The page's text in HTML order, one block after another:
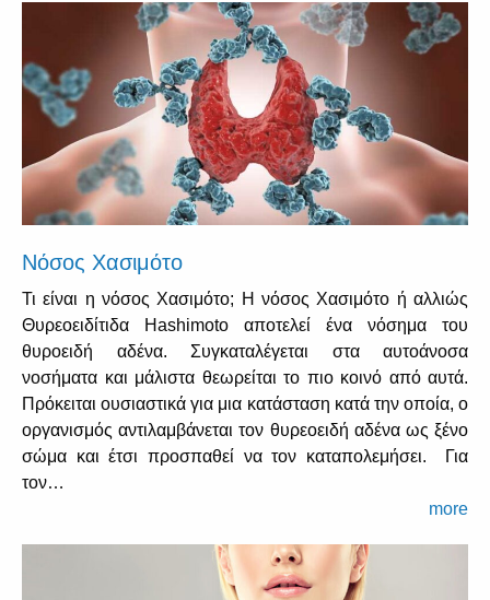
Νόσος Χασιμότο
Τι είναι η νόσος Χασιμότο; Η νόσος Χασιμότο ή αλλιώς
Θυρεοειδίτιδα Hashimoto αποτελεί ένα νόσημα του
θυροειδή αδένα. Συγκαταλέγεται στα αυτοάνοσα
νοσήματα και μάλιστα θεωρείται το πιο κοινό από αυτά.
Πρόκειται ουσιαστικά για μια κατάσταση κατά την οποία, ο
οργανισμός αντιλαμβάνεται τον θυρεοειδή αδένα ως ξένο
σώμα και έτσι προσπαθεί να τον καταπολεμήσει. Για
τον…
more